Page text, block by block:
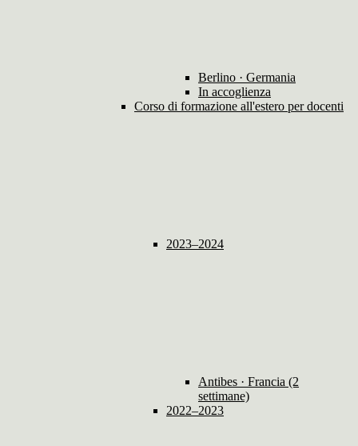
Berlino · Germania
In accoglienza
Corso di formazione all'estero per docenti
2023–2024
Antibes · Francia (2
settimane)
2022–2023